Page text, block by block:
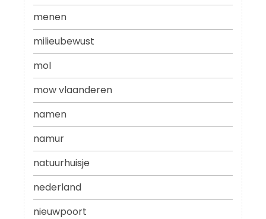
menen
milieubewust
mol
mow vlaanderen
namen
namur
natuurhuisje
nederland
nieuwpoort